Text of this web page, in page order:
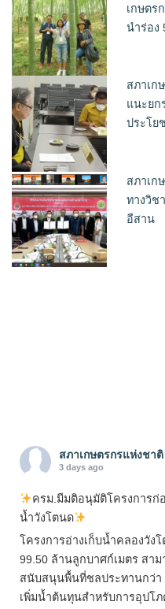
เกษตร
นำร่อง
สภาเก
แนะยก
ประโย
สภาเก
ทางวิช
อีสาน
สภาเกษตรกรแห่งชาติ
3 days ago
ครม.มีมติอนุมัติโครงการก่
น้ำวังโตนด
โครงการอ่างเก็บน้ำคลองวัง
99.50 ล้านลูกบาศก์เมตร สาม
สนับสนุนพื้นที่ชลประทานกว่า
เพิ่มน้ำต้นทุนสำหรับการอุปโ